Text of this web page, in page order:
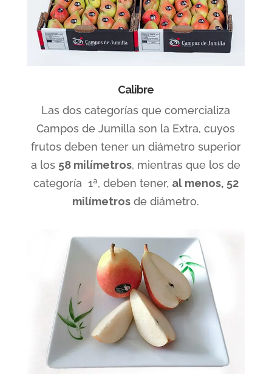
Calibre
Las dos categorías que comercializa
Campos de Jumilla son la Extra, cuyos
frutos deben tener un diámetro superior
a los 58 milímetros, mientras que los de
categoría 1ª, deben tener, al menos, 52
milímetros de diámetro.